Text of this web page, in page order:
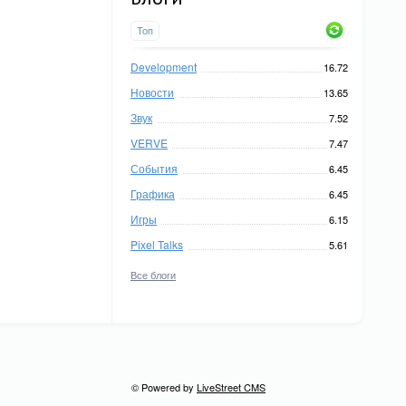
Топ
Development 16.72
Новости 13.65
Звук 7.52
VERVE 7.47
События 6.45
Графика 6.45
Игры 6.15
Pixel Talks 5.61
Все блоги
© Powered by LiveStreet CMS